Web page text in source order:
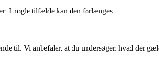
I nogle tilfælde kan den forlænges.
til. Vi anbefaler, at du undersøger, hvad der